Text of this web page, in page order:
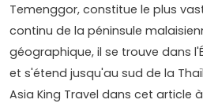
Temenggor, constitue le plus
continu de la péninsule
géographique, il se trouve dans
et s'étend jusqu'au sud de la
Asia King Travel dans cet article